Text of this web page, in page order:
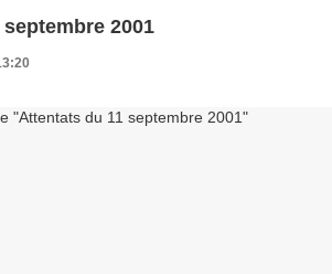
2001